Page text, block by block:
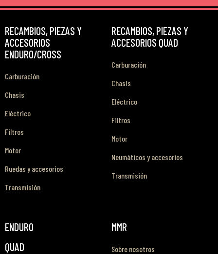
RECAMBIOS, PIEZAS Y
ACCESORIOS
ENDURO/CROSS
Carburación
Chasis
Eléctrico
Filtros
Motor
Ruedas y accesorios
Transmisión
RECAMBIOS, PIEZAS Y
ACCESORIOS QUAD
Carburación
Chasis
Eléctrico
Filtros
Motor
Neumáticos y accesorios
Transmisión
ENDURO
QUAD
MMR
Sobre nosotros